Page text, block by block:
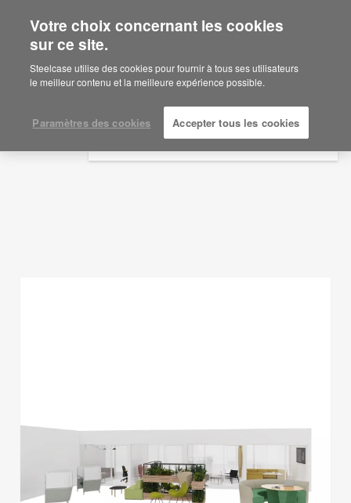
Are you in United States?
Would you like to see Products we sell in
your region?
English
Español
Idées d'aménagement
AFFICHER LES FILTRES
Votre choix concernant les cookies
sur ce site.
Steelcase utilise des cookies pour fournir à tous ses utilisateurs
le meilleur contenu et la meilleure expérience possible.
Paramètres des cookies Accepter tous les cookies